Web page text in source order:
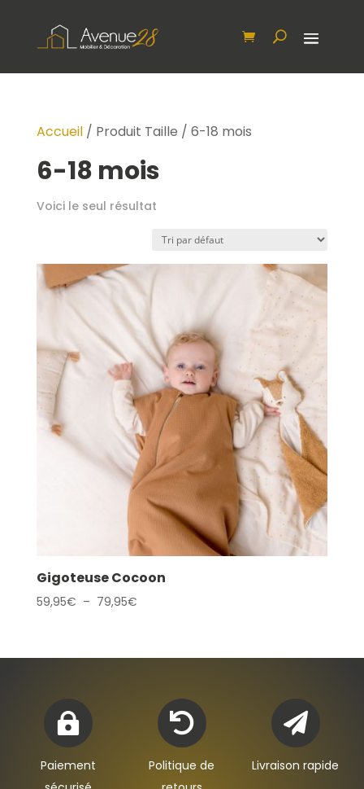
Accueil/ Produit Taille / 6-18 mois
6-18 mois
Voici le seul résultat
Gigoteuse Cocoon
59,95€ – 79,95€Plage
59,95€

Paiement

Politique de

Livraison rapide